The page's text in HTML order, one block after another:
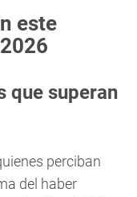
este
que superan
perciban
del haber